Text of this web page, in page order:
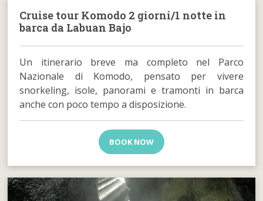
Cruise tour Komodo 2 giorni/1 notte in
barca da Labuan Bajo
Un itinerario breve ma completo nel Parco
Nazionale di Komodo, pensato per vivere
snorkeling, isole, panorami e tramonti in barca
anche con poco tempo a disposizione.
BOOK NOW